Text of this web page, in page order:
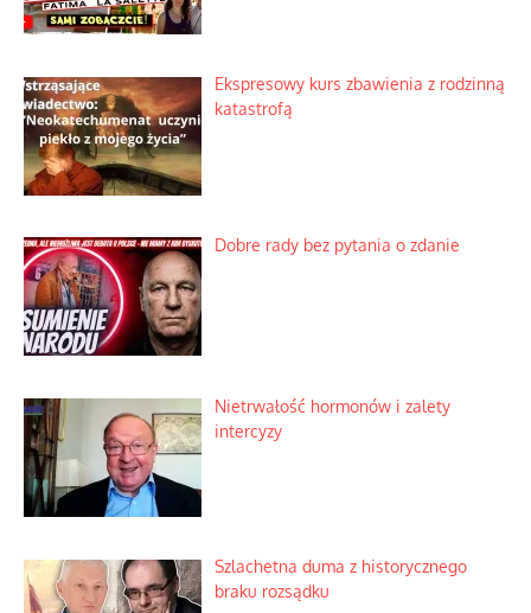
Ekspresowy kurs zbawienia z rodzinną
katastrofą
Dobre rady bez pytania o zdanie
Nietrwałość hormonów i zalety
intercyzy
Szlachetna duma z historycznego
braku rozsądku